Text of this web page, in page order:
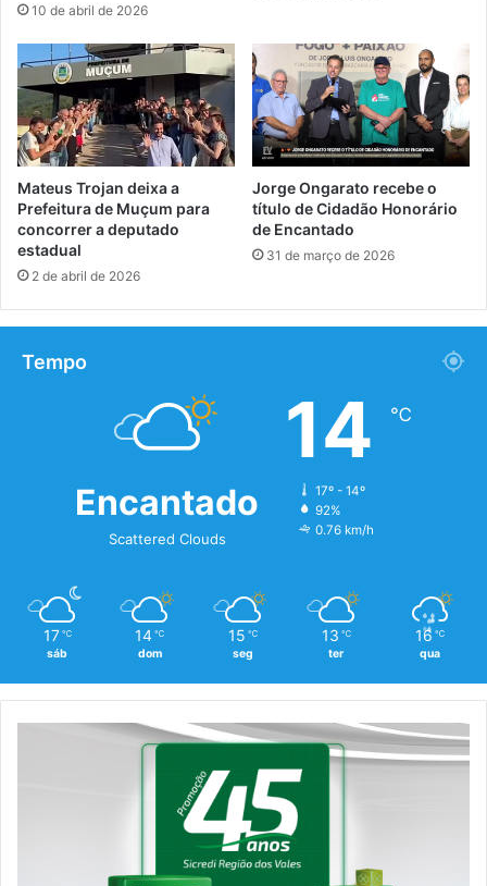
10 de abril de 2026
Mateus Trojan deixa a
Prefeitura de Muçum para
concorrer a deputado
estadual
2 de abril de 2026
Jorge Ongarato recebe o
título de Cidadão Honorário
de Encantado
31 de março de 2026
Tempo
Encantado
Scattered Clouds
14 ℃
17º - 14º
92%
0.76 km/h
17 ℃
sáb
14 ℃
dom
15 ℃
seg
13 ℃
ter
16 ℃
qua